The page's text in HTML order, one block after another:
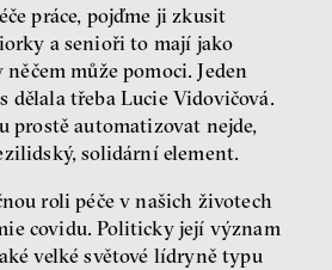
práce, pojďme ji zkusit
a senioři to mají jako
může pomoci. Jeden
dělala třeba Lucie Vidovičová.
prostě automatizovat nejde,
solidární element.
roli péče v našich životech
covidu. Politicky její význam
velké světové lídryně typu